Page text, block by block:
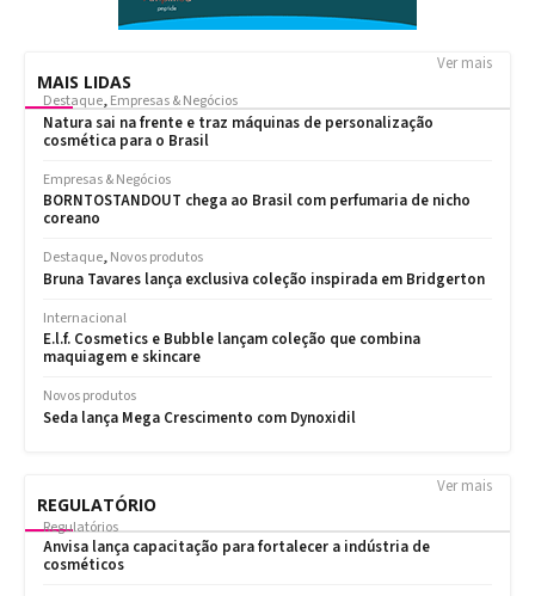
MAIS LIDAS
Ver mais
REGULATÓRIO
Ver mais
Regulatórios
Anvisa lança capacitação para fortalecer a indústria de
cosméticos